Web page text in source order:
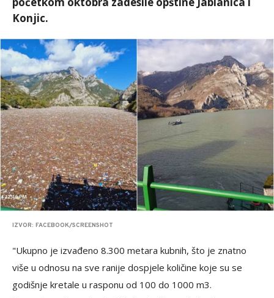
Konjic.
IZVOR: FACEBOOK/SCREENSHOT
"Ukupno je izvađeno 8.300 metara kubnih, što je znatno
više u odnosu na sve ranije dospjele količine koje su se
godišnje kretale u rasponu od 100 do 1000 m3.